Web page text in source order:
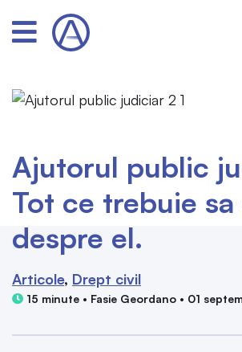
Ajutorul public
Tot ce trebuie sa
despre el.
Articole Drept civil
15 minute • Fasie Geordano • 01